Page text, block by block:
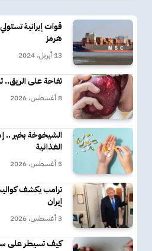
قوات إيرانية
هرمز
13 أبريل، 2024
تفاحة على الريق..
8 أغسطس، 2026
الشيخوخة بخير ..
الغذائية
5 أغسطس، 2026
ترامب يكشف
إيران
3 أغسطس، 2026
كيف تسيطر على